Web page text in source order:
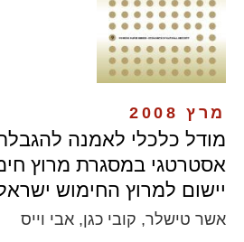
מרץ 2008
מודל כלכלי לאמנה
אסטרטגי במסגרת מרוץ
יישום למרוץ החימוש
אשר טישלר, קובי כגן, אבי וייס